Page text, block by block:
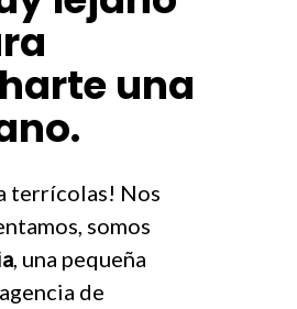
una
terrícolas! Nos
somos
, una pequeña
de